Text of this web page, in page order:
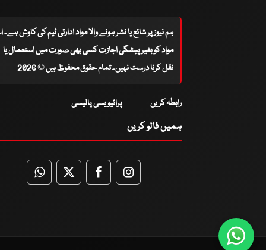
ہم نیوز پر شائع یا نشر ہونے والا مواد ادارتی ٹیم کی کاوش
مواد کو بغیر پیشگی اجازت کسی بھی صورت میں استعمال یا
نقل کرنا درست نہیں۔ تمام حقوق محفوظ ہیں © 2026
رابطہ کریں پرائیویسی پالیسی
ہمیں فالو کریں
WhatsApp
TwitterFacebookFacebook